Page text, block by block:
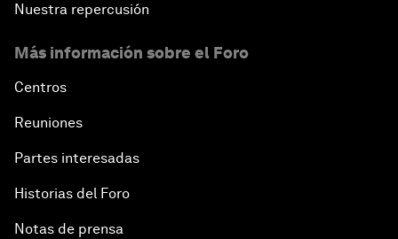
Nuestra repercusión
Más información sobre el Foro
Centros
Reuniones
Partes interesadas
Historias del Foro
Notas de prensa